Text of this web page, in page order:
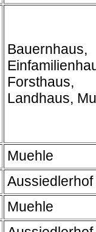
Bauernhaus,
Forsthaus,
Landhaus,
Muehle
Aussiedlerhof
Muehle